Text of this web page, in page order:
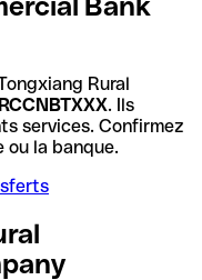
Bank
Rural
. Ils
services. Confirmez
la banque.